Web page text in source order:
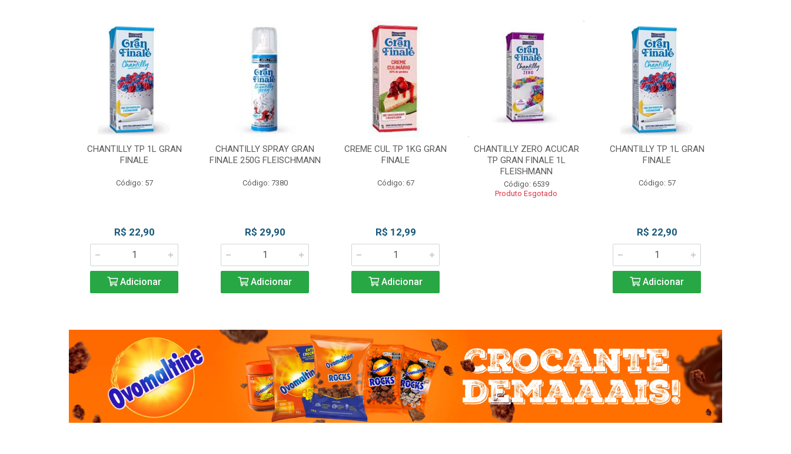
CHANTILLY TP 1L GRAN
FINALE
Código: 57
R$ 22,90
Adicionar
CHANTILLY SPRAY GRAN
FINALE 250G FLEISCHMANN
Código: 7380
R$ 29,90
Adicionar
CREME CUL TP 1KG GRAN
FINALE
Código: 67
R$ 12,99
Adicionar
CHANTILLY ZERO ACUCAR
TP GRAN FINALE 1L
FLEISHMANN
Código: 6539
Produto Esgotado
CHANTILLY TP 1L GRAN
FINALE
Código: 57
R$ 22,90
Adicionar